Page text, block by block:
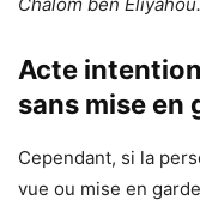
Acte
sans mise en
Cependant, si la
vue ou mise en